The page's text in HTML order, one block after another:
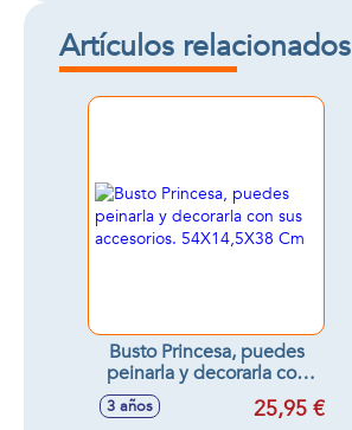
Artículos relacionados
Busto Princesa, puedes
peinarla y decorarla con
sus accesorios.
54X14,5X38 Cm
3 años 25,95 €